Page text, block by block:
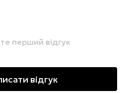
перший відгук
відгук